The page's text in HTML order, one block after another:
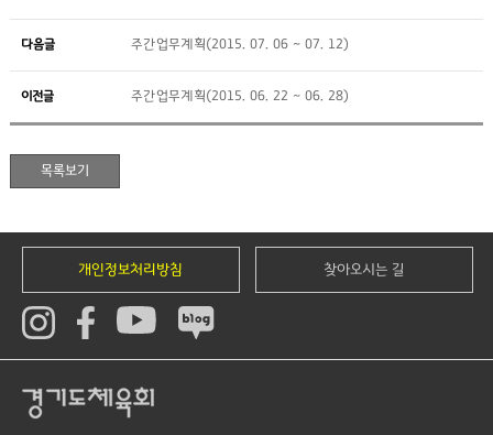
다음글 주간업무계획(2015. 07. 06 ~ 07. 12)
이전글 주간업무계획(2015. 06. 22 ~ 06. 28)
개인정보처리방침 찾아오시는 길